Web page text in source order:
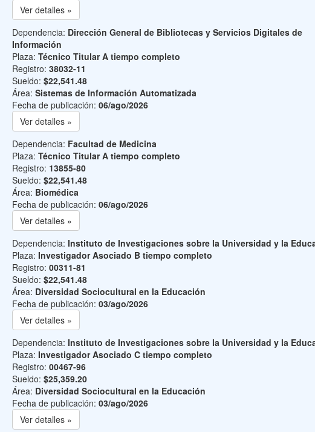
Ver detalles »
Dependencia: Dirección General de Bibliotecas y Servicios Digitales de
Información
Plaza: Técnico Titular A tiempo completo
Registro: 38032-11
Sueldo: $22,541.48
Área: Sistemas de Información Automatizada
Fecha de publicación: 06/ago/2026
Ver detalles »
Dependencia: Facultad de Medicina
Plaza: Técnico Titular A tiempo completo
Registro: 13855-80
Sueldo: $22,541.48
Área: Biomédica
Fecha de publicación: 06/ago/2026
Ver detalles »
Dependencia: Instituto de Investigaciones sobre la Universidad y la
Plaza: Investigador Asociado B tiempo completo
Registro: 00311-81
Sueldo: $22,541.48
Área: Diversidad Sociocultural en la Educación
Fecha de publicación: 03/ago/2026
Ver detalles »
Dependencia: Instituto de Investigaciones sobre la Universidad y la
Plaza: Investigador Asociado C tiempo completo
Registro: 00467-96
Sueldo: $25,359.20
Área: Diversidad Sociocultural en la Educación
Fecha de publicación: 03/ago/2026
Ver detalles »